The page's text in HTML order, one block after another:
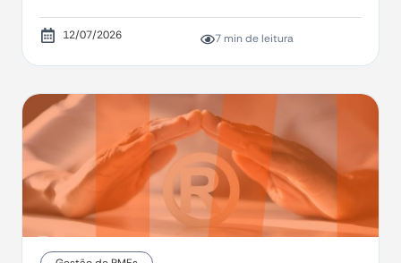
12/07/2026 7 min de leitura